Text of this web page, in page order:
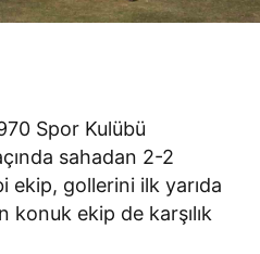
Spor Kulübü
sahadan 2-2
ekip, gollerini ilk yarıda
konuk ekip de karşılık